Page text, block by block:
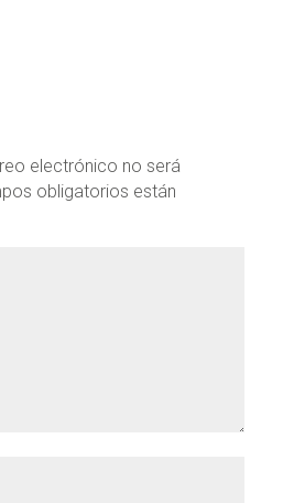
electrónico no será
obligatorios están